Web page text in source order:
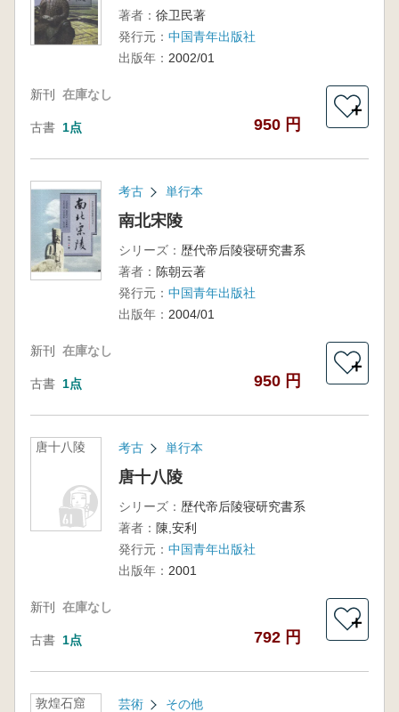
著者： 徐卫民著
発行元： 中国青年出版社
出版年： 2002/01
新刊 在庫なし
古書 1点 950 円
＋
考古 単行本
南北宋陵
シリーズ： 歴代帝后陵寝研究書系
著者： 陈朝云著
発行元： 中国青年出版社
出版年： 2004/01
新刊 在庫なし
古書 1点 950 円
＋
唐十八陵 考古 単行本
唐十八陵
シリーズ： 歴代帝后陵寝研究書系
著者： 陳,安利
発行元： 中国青年出版社
出版年： 2001
新刊 在庫なし
古書 1点 792 円
＋
敦煌石窟
芸術 その他